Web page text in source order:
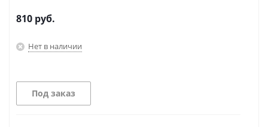
810 руб.
Нет в наличии
Под заказ